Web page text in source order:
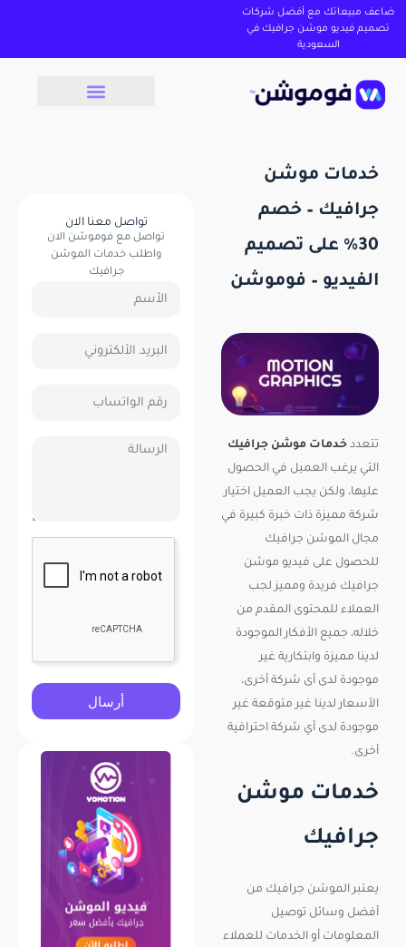
ضاعف مبيعاتك مع أفضل شركات
تصميم فيديو موشن جرافيك في
السعودية
خدمات موشن
جرافيك – خصم
30% على تصميم
الفيديو – فوموشن
تتعدد خدمات موشن جرافيك
التي يرغب العميل في الحصول
عليها، ولكن يجب العميل اختيار
شركة مميزة ذات خبرة كبيرة في
مجال الموشن جرافيك
للحصول على فيديو موشن
جرافيك فريدة ومميز لجب
العملاء للمحتوى المقدم من
خلاله، جميع الأفكار الموجودة
لدينا مميزة وابتكارية غير
موجودة لدى أى شركة أخرى،
الأسعار لدينا غير متوقعة غير
موجودة لدى أي شركة احترافية
أخرى.
خدمات موشن
جرافيك
يعتبر الموشن جرافيك من
أفضل وسائل توصيل
المعلومات أو الخدمات للعملاء
تواصل معنا الان
تواصل مع فوموشن الان
واطلب خدمات الموشن
جرافيك
أرسال